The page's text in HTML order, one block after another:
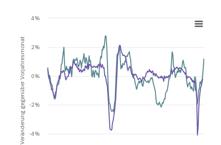
Veränderung gegenüber Vorjahresmonat -4%
-2%
0%
2%
4%